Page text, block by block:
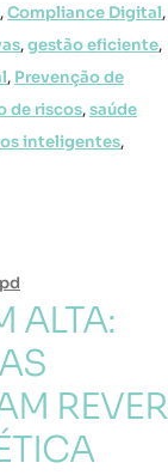
,Compliance Digital,
,gestão eficiente,
, Prevenção de
de riscos,saúde
inteligentes,
ALTA:
REVER